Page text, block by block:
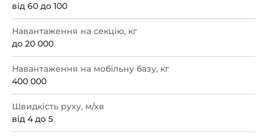
від 60 до 100
Навантаження на секцію, кг
до 20 000
Навантаження на мобільну базу, кг
400 000
Швидкість руху, м/хв
від 4 до 5